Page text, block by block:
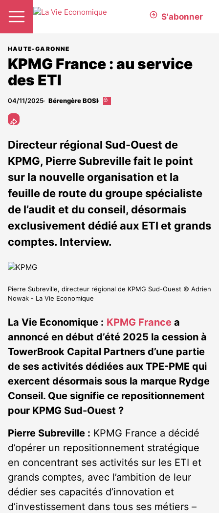
S'abonner
HAUTE-GARONNE
KPMG France : au service
des ETI
04/11/2025 Bérengère BOSI
Cet
aux
abonnés
Directeur régional Sud-Ouest de
KPMG, Pierre Subreville fait le point
sur la nouvelle organisation et la
feuille de route du groupe spécialiste
de l’audit et du conseil, désormais
exclusivement dédié aux ETI et grands
comptes. Interview.
Pierre Subreville, directeur régional de KPMG Sud-Ouest © Adrien
Nowak - La Vie Economique
La Vie Economique : KPMG France a
annoncé en début d’été 2025 la cession à
TowerBrook Capital Partners d’une partie
de ses activités dédiées aux TPE-PME qui
exercent désormais sous la marque Rydge
Conseil. Que signifie ce repositionnement
pour KPMG Sud-Ouest ?
Pierre Subreville : KPMG France a décidé
d’opérer un repositionnement stratégique
en concentrant ses activités sur les ETI et
grands comptes, avec l’ambition de leur
dédier ses capacités d’innovation et
d’investissement dans tous ses métiers –